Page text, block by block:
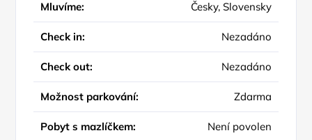
Mluvíme: Česky, Slovensky
Check in: Nezadáno
Check out: Nezadáno
Možnost parkování: Zdarma
Pobyt s mazlíčkem: Není povolen